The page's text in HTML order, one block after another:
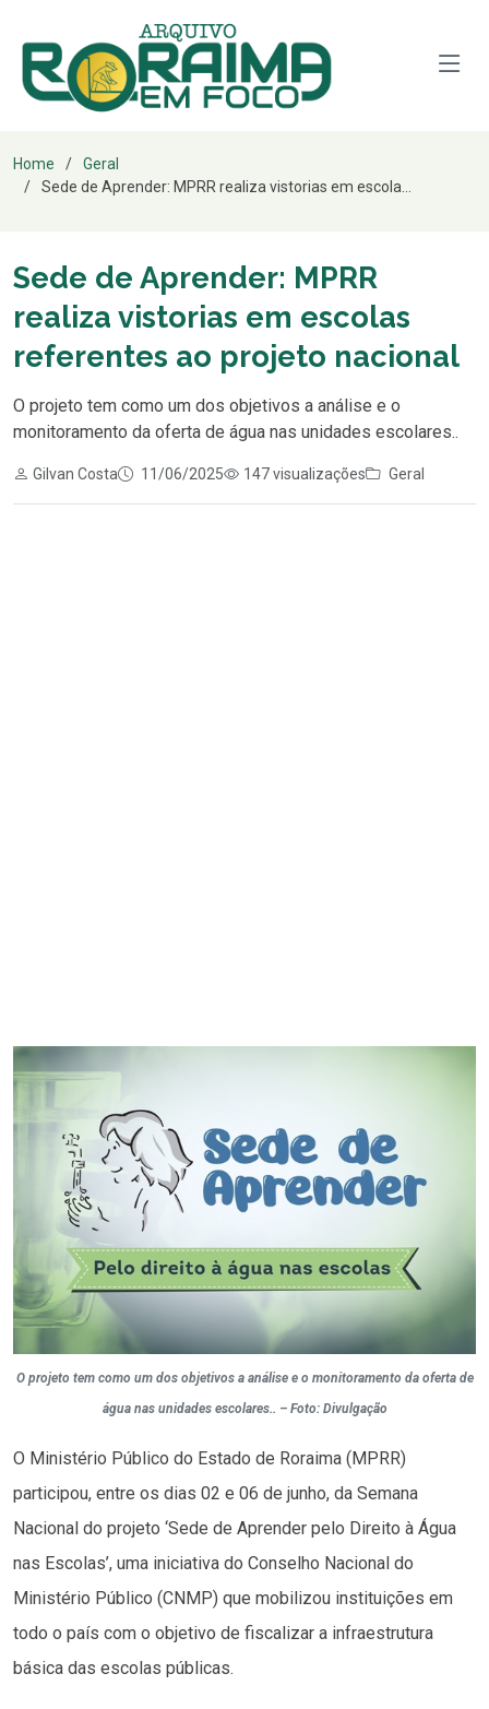
Home
Geral
Sede de Aprender: MPRR realiza vistorias em escola...
Sede de Aprender: MPRR
realiza vistorias em escolas
referentes ao projeto nacional
O projeto tem como um dos objetivos a análise e o
monitoramento da oferta de água nas unidades escolares..
Gilvan Costa 11/06/2025 147 visualizações Geral
O projeto tem como um dos objetivos a análise e o monitoramento da oferta de
água nas unidades escolares.. – Foto: Divulgação
O Ministério Público do Estado de Roraima (MPRR)
participou, entre os dias 02 e 06 de junho, da Semana
Nacional do projeto ‘Sede de Aprender pelo Direito à Água
nas Escolas’, uma iniciativa do Conselho Nacional do
Ministério Público (CNMP) que mobilizou instituições em
todo o país com o objetivo de fiscalizar a infraestrutura
básica das escolas públicas.